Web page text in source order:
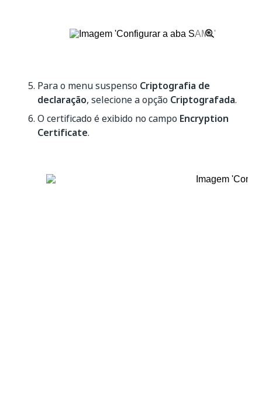
Para o menu suspenso Criptografia de
declaração, selecione a opção Criptografada.
O certificado é exibido no campo Encryption
Certificate.